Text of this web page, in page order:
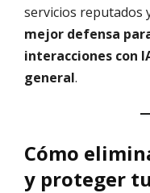
servicios reputados
mejor defensa
interacciones con
general.
Cómo
y proteger